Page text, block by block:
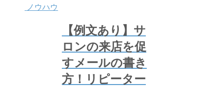
ノウハウ
【例文あり】サ
ロンの来店を促
すメールの書き
方！リピーター